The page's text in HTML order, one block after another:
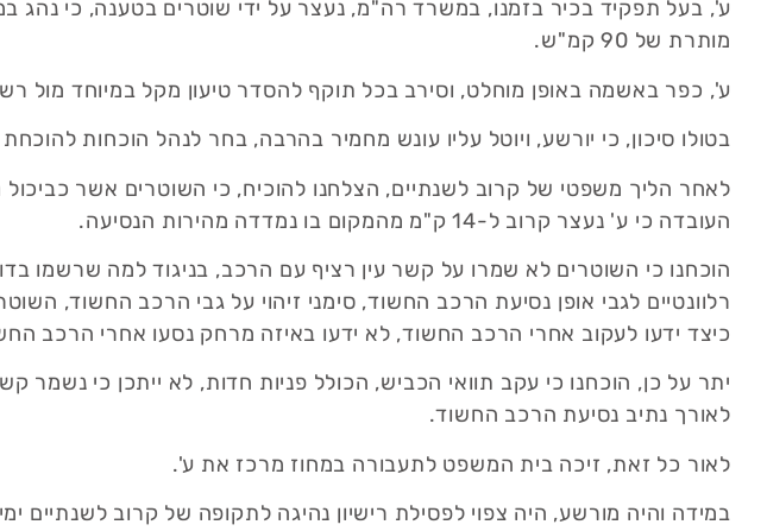
מותרת של 90 קמ"ש.
ע', כפר באשמה באופן מוחלט, וסירב בכל תוקף להסדר טיעון מקל במיוחד מול
בטולו סיכון, כי יורשע, ויוטל עליו עונש מחמיר בהרבה, בחר לנהל הוכחות
לאחר הליך משפטי של קרוב לשנתיים, הצלחנו להוכיח, כי השוטרים אשר כביכול
העובדה כי ע' נעצר קרוב ל-14 ק"מ מהמקום בו נמדדה מהירות הנסיעה.
הוכחנו כי השוטרים לא שמרו על קשר עין רציף עם הרכב, בניגוד למה שרשמו
רלוונטיים לגבי אופן נסיעת הרכב החשוד, סימני זיהוי על גבי הרכב החשוד,
כיצד ידעו לעקוב אחרי הרכב החשוד, לא ידעו באיזה מרחק נסעו אחרי הרכב
יתר על כן, הוכחנו כי עקב תוואי הכביש, הכולל פניות חדות, לא ייתכן כי נשמר
לאורך נתיב נסיעת הרכב החשוד.
לאור כל זאת, זיכה בית המשפט לתעבורה במחוז מרכז את ע'.
במידה והיה מורשע, היה צפוי לפסילת רישיון נהיגה לתקופה של קרוב לשנתיים